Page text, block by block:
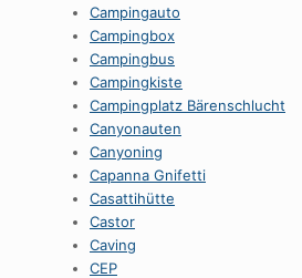
Campingauto
Campingbox
Campingbus
Campingkiste
Campingplatz Bärenschlucht
Canyonauten
Canyoning
Capanna Gnifetti
Casattihütte
Castor
Caving
CEP